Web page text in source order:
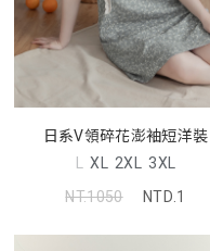
日系V領碎花澎袖短洋裝
L XL 2XL 3XL
NT.1050
NTD.1